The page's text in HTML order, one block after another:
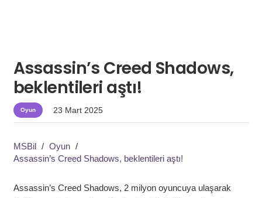
Assassin’s Creed Shadows,
beklentileri aştı!
Oyun 23 Mart 2025
MSBil / Oyun /
Assassin’s Creed Shadows, beklentileri aştı!
Assassin’s Creed Shadows, 2 milyon oyuncuya ulaşarak